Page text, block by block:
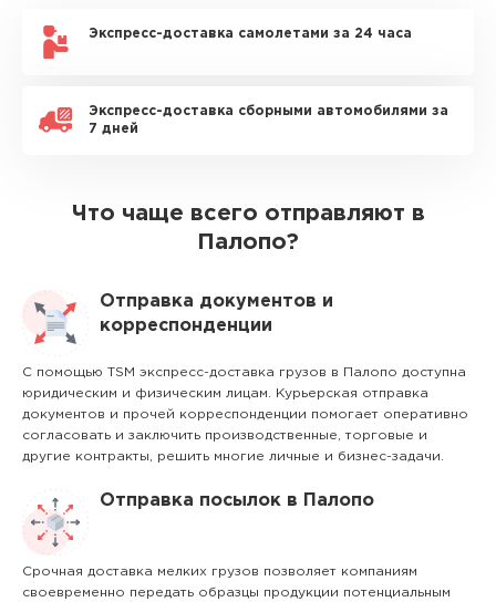
Экспресс-доставка самолетами за 24 часа
Экспресс-доставка сборными автомобилями за
7 дней
Что чаще всего отправляют в
Палопо?
Отправка документов и
корреспонденции
С помощью TSM экспресс-доставка грузов в Палопо доступна
юридическим и физическим лицам. Курьерская отправка
документов и прочей корреспонденции помогает оперативно
согласовать и заключить производственные, торговые и
другие контракты, решить многие личные и бизнес-задачи.
Отправка посылок в Палопо
Срочная доставка мелких грузов позволяет компаниям
своевременно передать образцы продукции потенциальным